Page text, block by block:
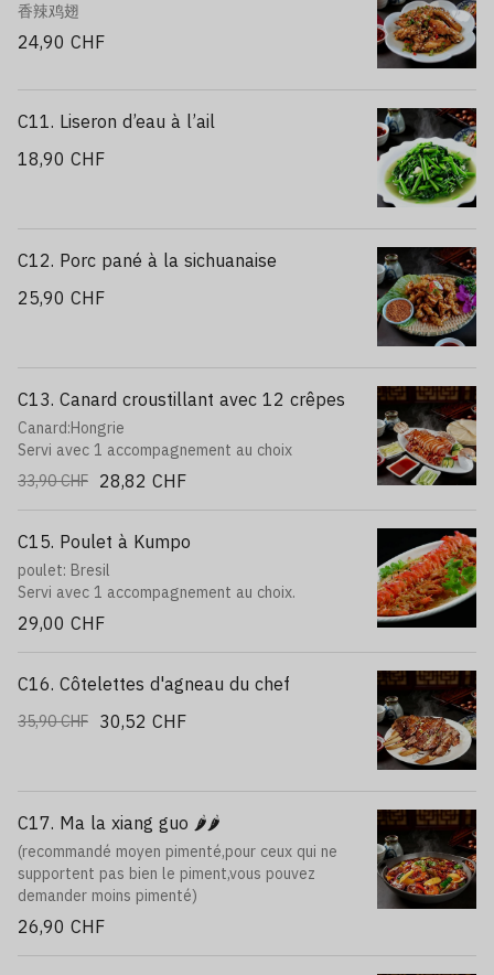
香辣鸡翅
24,90 CHF
C11. Liseron d’eau à l’ail
18,90 CHF
C12. Porc pané à la sichuanaise
25,90 CHF
C13. Canard croustillant avec 12 crêpes
Canard:Hongrie
Servi avec 1 accompagnement au choix
33,90 CHF
28,82 CHF
C15. Poulet à Kumpo
poulet: Bresil
Servi avec 1 accompagnement au choix.
29,00 CHF
C16. Côtelettes d'agneau du chef
35,90 CHF 30,52 CHF
C17. Ma la xiang guo 🌶️🌶️
(recommandé moyen pimenté,pour ceux qui ne
supportent pas bien le piment,vous pouvez
demander moins pimenté)
26,90 CHF